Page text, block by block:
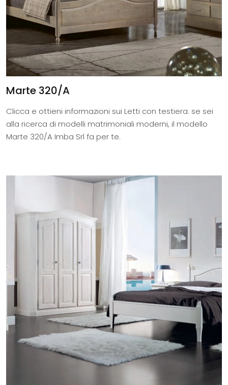
Marte 320/A
Clicca e ottieni informazioni sui Letti con testiera: se sei
alla ricerca di modelli matrimoniali moderni, il modello
Marte 320/A Imba Srl fa per te.